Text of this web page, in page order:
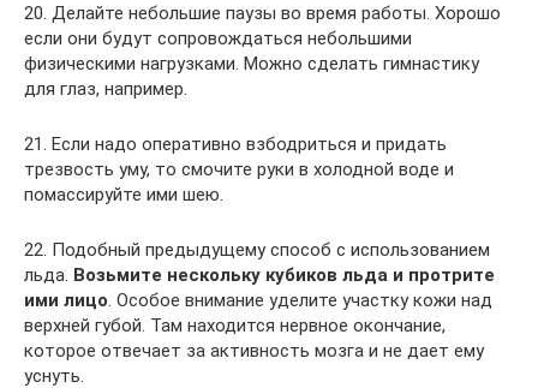
20. Делайте небольшие паузы во время работы. Хорошо
если они будут сопровождаться небольшими
физическими нагрузками. Можно сделать гимнастику
для глаз, например.
21. Если надо оперативно взбодриться и придать
трезвость уму, то смочите руки в холодной воде и
помассируйте ими шею.
22. Подобный предыдущему способ с использованием
льда. Возьмите нескольку кубиков льда и протрите
ими лицо. Особое внимание уделите участку кожи над
верхней губой. Там находится нервное окончание,
которое отвечает за активность мозга и не дает ему
уснуть.